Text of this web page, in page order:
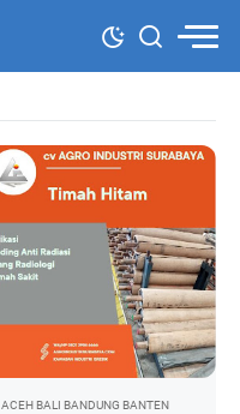
ACEH BALI BANDUNG BANTEN